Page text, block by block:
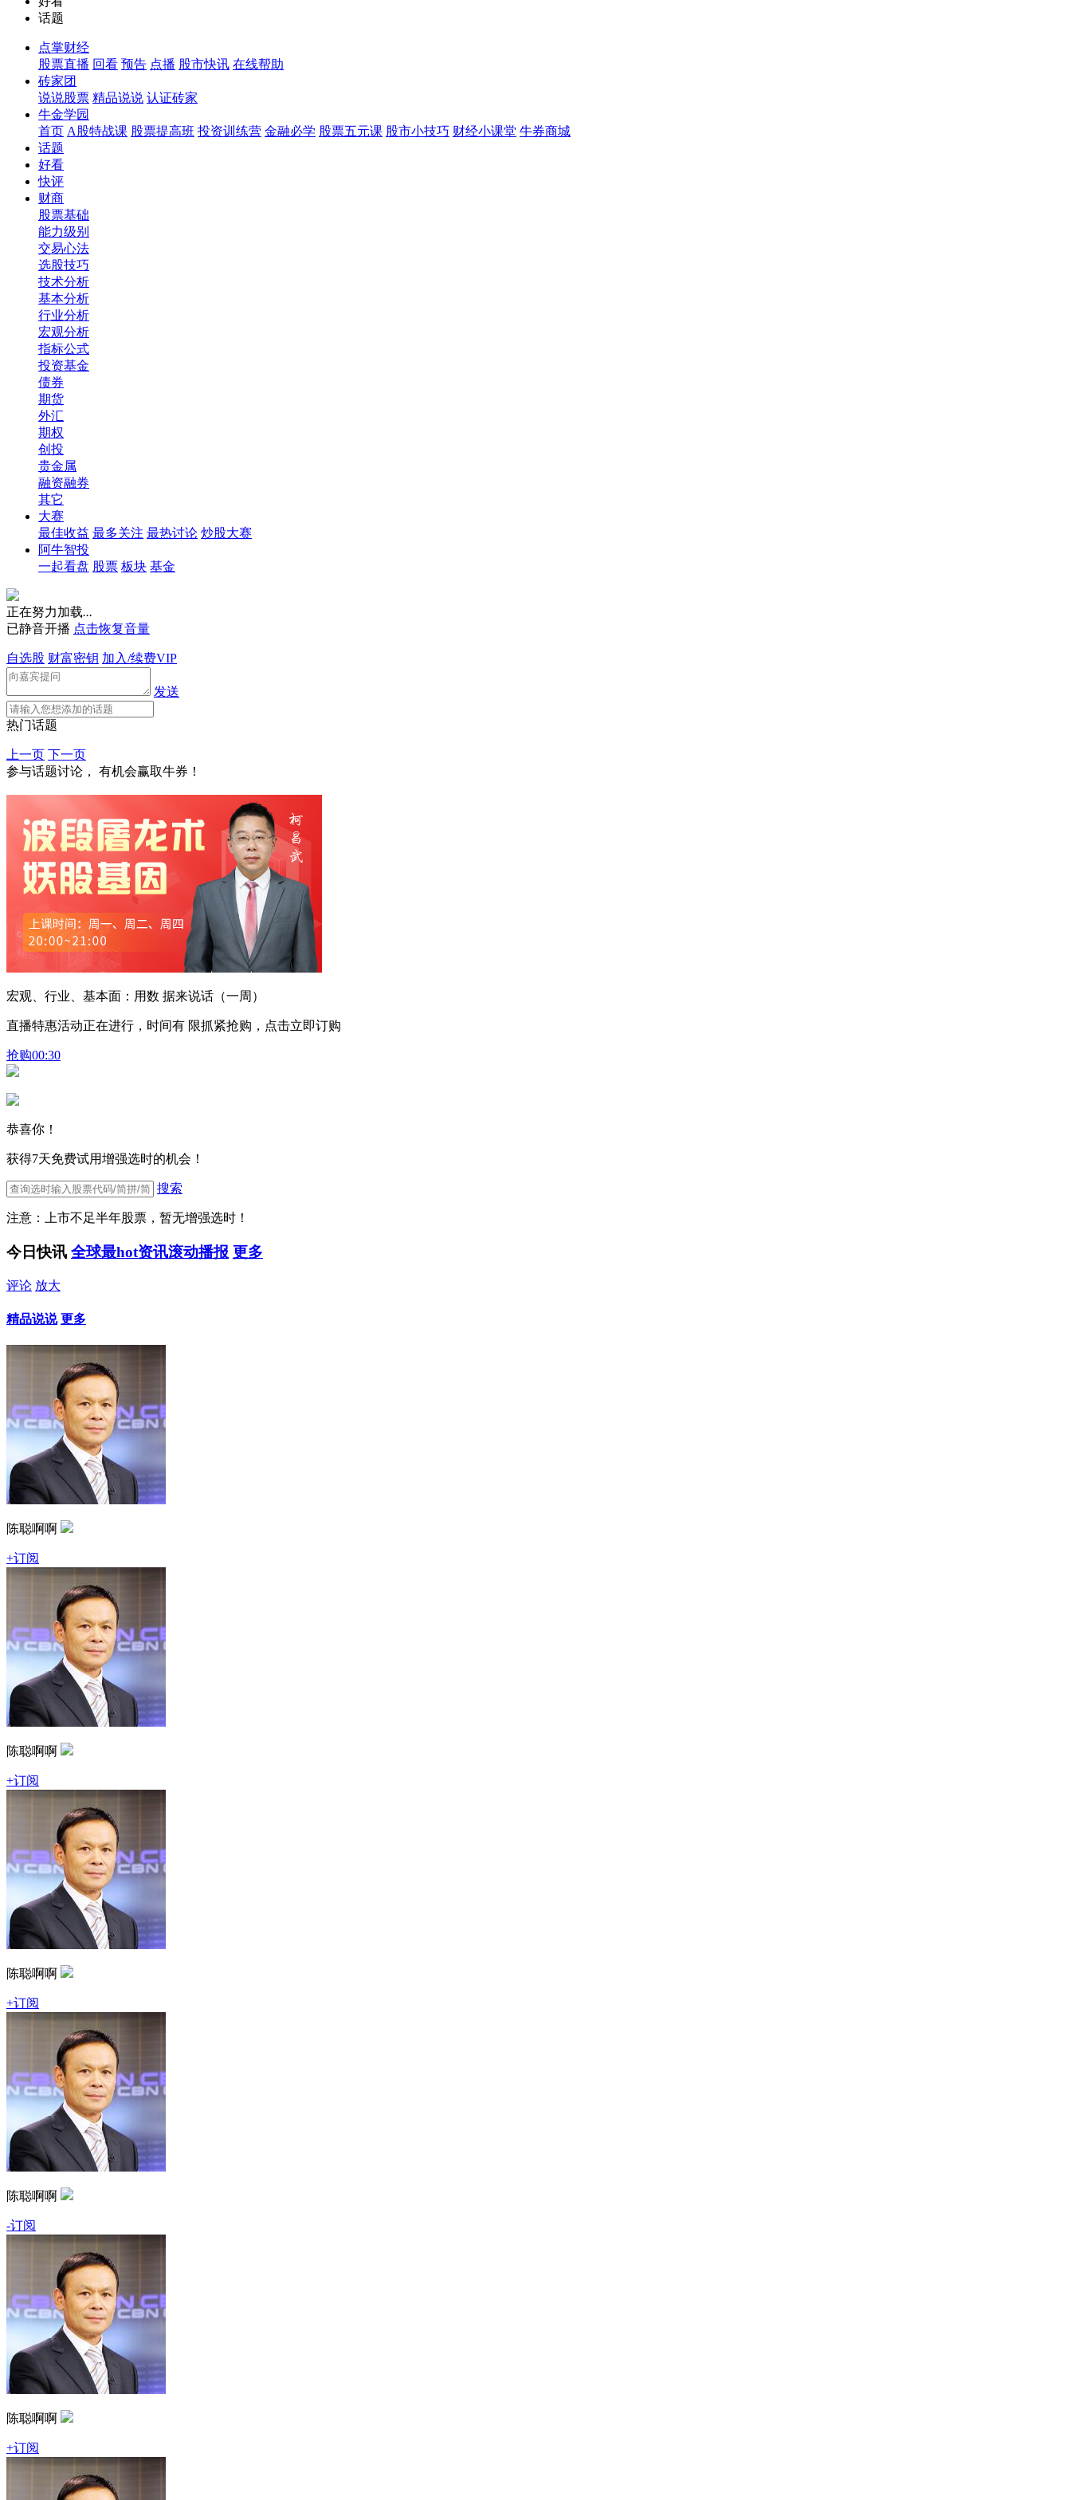
话题
点掌财经
股票直播 回看 预告 点播 股市快讯 在线帮助
砖家团
说说股票 精品说说 认证砖家
牛金学园
首页 A股特战课 股票提高班 投资训练营 金融必学 股票五元课 股市小技巧 财经小课堂 牛券商城
话题
好看
快评
财商
股票基础
能力级别
交易心法
选股技巧
技术分析
基本分析
行业分析
宏观分析
指标公式
投资基金
债券
期货
外汇
期权
创投
贵金属
融资融券
其它
大赛
最佳收益 最多关注 最热讨论 炒股大赛
阿牛智投
一起看盘 股票 板块 基金
正在努力加载...
已静音开播 点击恢复音量
自选股 财富密钥 加入/续费VIP
发送
热门话题
上一页 下一页
参与话题讨论， 有机会赢取牛券！
宏观、行业、基本面：用数 据来说话（一周）
直播特惠活动正在进行，时间有 限抓紧抢购，点击立即订购
抢购00:30
恭喜你！
获得7天免费试用增强选时的机会！
搜索
注意：上市不足半年股票，暂无增强选时！
今日快讯 全球最hot资讯滚动播报 更多
评论 放大
精品说说 更多
陈聪啊啊
+订阅
陈聪啊啊
+订阅
陈聪啊啊
+订阅
陈聪啊啊
-订阅
陈聪啊啊
+订阅